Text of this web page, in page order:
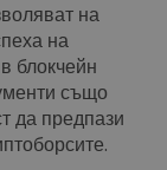
на
на
блокчейн
също
да предпази